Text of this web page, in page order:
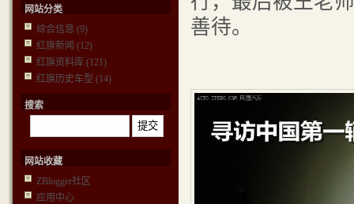
善待。
网站分类
综合信息 (9)
红旗新闻 (12)
红旗资料库 (121)
红旗历史车型 (14)
搜索
网站收藏
ZBlogger社区
应用中心